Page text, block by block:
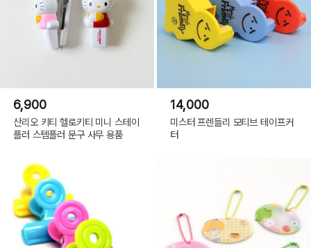
6,900
산리오 키티 헬로키티 미니 스테이
플러 스템플러 문구 사무 용품
14,000
미스터 프렌들리 모티브 테이프커
터